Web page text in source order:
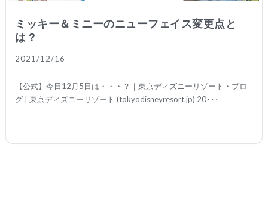
ミッキー＆ミニーのニューフェイス変更点と
は？
2021/12/16
【公式】今日12月5日は・・・？｜東京ディズニーリゾート・ブロ
グ | 東京ディズニーリゾート (tokyodisneyresort.jp) 20･･･